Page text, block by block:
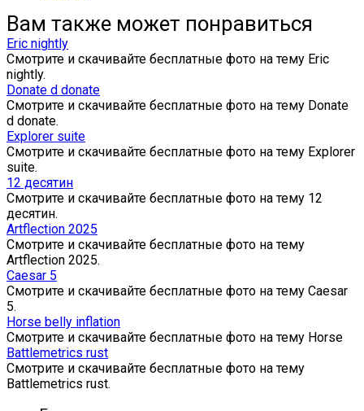
Вам также может понравиться
Eric nightly
Смотрите и скачивайте бесплатные фото на тему Eric
nightly.
Donate d donate
Смотрите и скачивайте бесплатные фото на тему Donate
d donate.
Explorer suite
Смотрите и скачивайте бесплатные фото на тему Explorer
suite.
12 десятин
Смотрите и скачивайте бесплатные фото на тему 12
десятин.
Artflection 2025
Смотрите и скачивайте бесплатные фото на тему
Artflection 2025.
Caesar 5
Смотрите и скачивайте бесплатные фото на тему Caesar
5.
Horse belly inflation
Смотрите и скачивайте бесплатные фото на тему Horse
Battlemetrics rust
Смотрите и скачивайте бесплатные фото на тему
Battlemetrics rust.